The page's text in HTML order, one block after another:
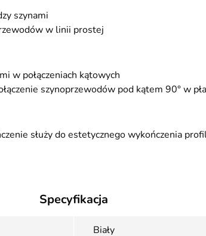
szynami
w linii prostej
w połączeniach kątowych
szynoprzewodów pod kątem 90° w
służy do estetycznego wykończenia
Specyfikacja
Biały